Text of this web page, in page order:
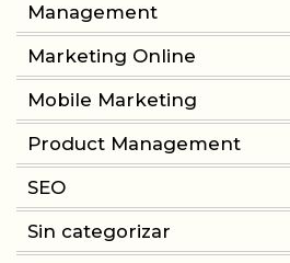
PRODUCT
Management
Marketing Online
Mobile Marketing
Product Management
SEO
Sin categorizar